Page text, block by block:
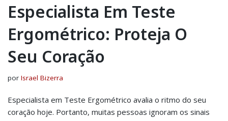
Especialista Em Teste
Ergométrico: Proteja O
Seu Coração
por Israel Bizerra
Especialista em Teste Ergométrico avalia o ritmo do seu
coração hoje. Portanto, muitas pessoas ignoram os sinais